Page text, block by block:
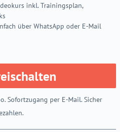
inkl. Trainingsplan,
über WhatsApp oder E-Mail
Sofortzugang per E-Mail. Sicher